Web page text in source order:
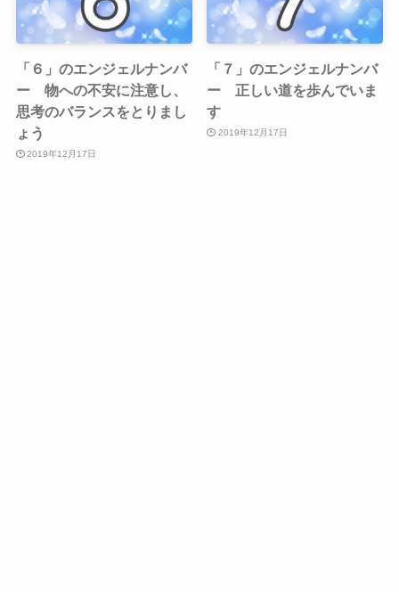
「６」のエンジェルナンバ
ー 物への不安に注意し、
思考のバランスをとりまし
ょう
2019年12月17日
「７」のエンジェルナンバ
ー 正しい道を歩んでいま
す
2019年12月17日